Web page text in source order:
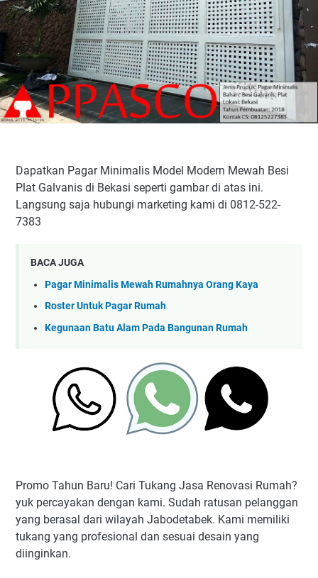
Dapatkan Pagar Minimalis Model Modern Mewah Besi
Plat Galvanis di Bekasi seperti gambar di atas ini.
Langsung saja hubungi marketing kami di 0812-522-
7383
BACA JUGA
Pagar Minimalis Mewah Rumahnya Orang Kaya
Roster Untuk Pagar Rumah
Kegunaan Batu Alam Pada Bangunan Rumah
Promo Tahun Baru! Cari Tukang Jasa Renovasi Rumah?
yuk percayakan dengan kami. Sudah ratusan pelanggan
yang berasal dari wilayah Jabodetabek. Kami memiliki
tukang yang profesional dan sesuai desain yang
diinginkan.